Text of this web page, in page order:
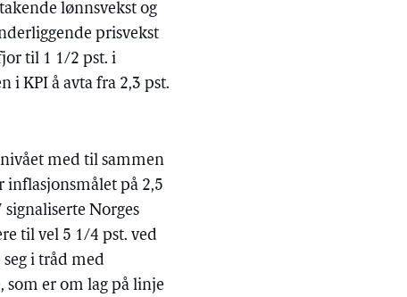
lønnsvekst og
prisvekst
til 1 1/2 pst. i
i KPI å avta fra 2,3 pst.
med til sammen
inflasjonsmålet på 2,5
Norges
til vel 5 1/4 pst. ved
i tråd med
er om lag på linje